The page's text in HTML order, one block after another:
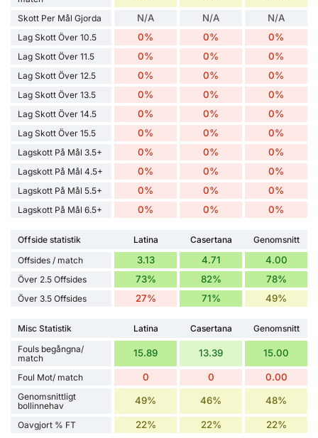
Skott Per Mål Gjorda N/A N/A N/A
Lag Skott Över 10.5 0% 0% 0%
Lag Skott Över 11.5 0% 0% 0%
Lag Skott Över 12.5 0% 0% 0%
Lag Skott Över 13.5 0% 0% 0%
Lag Skott Över 14.5 0% 0% 0%
Lag Skott Över 15.5 0% 0% 0%
Lagskott På Mål 3.5+ 0% 0% 0%
Lagskott På Mål 4.5+ 0% 0% 0%
Lagskott På Mål 5.5+ 0% 0% 0%
Lagskott På Mål 6.5+ 0% 0% 0%
Offside statistik Latina Casertana
Genomsnitt
Offsides / match
3.13 4.71 4.00
Över 2.5 Offsides 73% 82% 78%
Över 3.5 Offsides 27% 71% 49%
Misc Statistik Latina Casertana
Genomsnitt
Fouls begångna/
match
15.89 13.39 15.00
Foul Mot/ match 0 0 0.00
Genomsnittligt
bollinnehav
49% 46% 48%
Oavgjort % FT 22% 22% 22%